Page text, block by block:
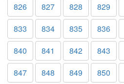
826
827 828 829
833
834 835 836
840
841 842 843
847
848 849 850